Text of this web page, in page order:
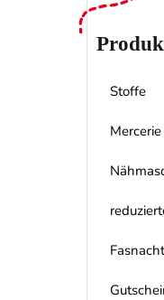
Stoffe
Mercerie
Fasnacht